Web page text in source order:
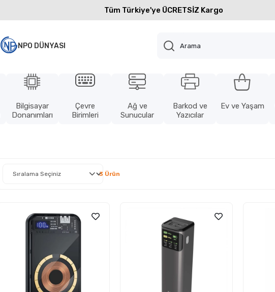
Tüm Türkiye'ye ÜCRETSİZ Kargo
NPO DÜNYASI
Bilgisayar
Donanımları
Çevre
Birimleri
Ağ ve
Sunucular
Barkod ve
Yazıcılar
Ev ve Yaşam
3 Ürün